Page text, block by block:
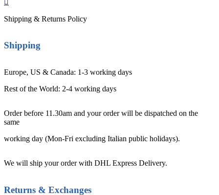
Shipping & Returns Policy
Shipping
Europe, US & Canada: 1-3 working days
Rest of the World: 2-4 working days
Order before 11.30am and your order will be dispatched on the
same
working day (Mon-Fri excluding Italian public holidays).
We will ship your order with DHL Express Delivery.
Returns & Exchanges